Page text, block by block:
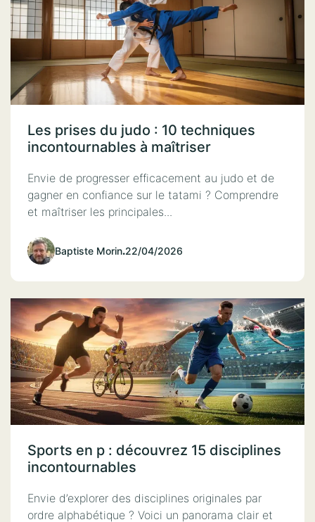
Les prises du judo : 10 techniques
incontournables à maîtriser
Envie de progresser efficacement au judo et de
gagner en confiance sur le tatami ? Comprendre
et maîtriser les principales...
Baptiste Morin.22/04/2026
Sports en p : découvrez 15 disciplines
incontournables
Envie d’explorer des disciplines originales par
ordre alphabétique ? Voici un panorama clair et